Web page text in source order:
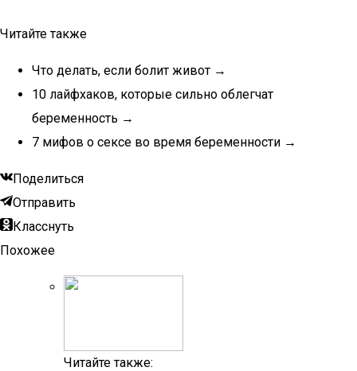
Читайте также
Что делать, если болит живот →
10 лайфхаков, которые сильно облегчат
беременность →
7 мифов о сексе во время беременности →
Поделиться
Отправить
Класснуть
Похожее
Читайте также: